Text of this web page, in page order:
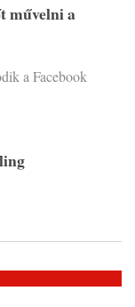
művelni a
a Facebook